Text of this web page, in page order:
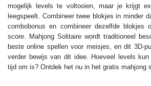
mogelijk levels te voltooien, maar je krijgt
leegspeelt. Combineer twee blokjes in minder
combobonus en combineer dezelfde blokjes
score. Mahjong Solitaire wordt traditioneel
beste online spellen voor meisjes, en dit 3D-
verder bewijs van dit idee. Hoeveel levels
tijd om is? Ontdek het nu in het gratis mahjong